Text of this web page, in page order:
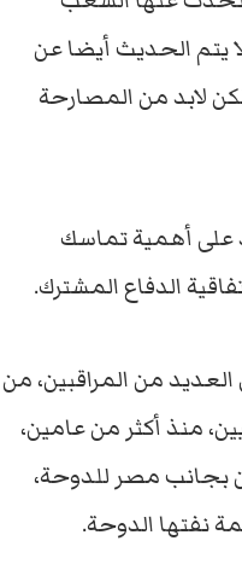
يتم الحديث أيضا عن
لابد من المصارحة
على أهمية تماسك
الدفاع المشترك.
من المراقبين، من
منذ أكثر من عامين،
بجانب مصر للدوحة،